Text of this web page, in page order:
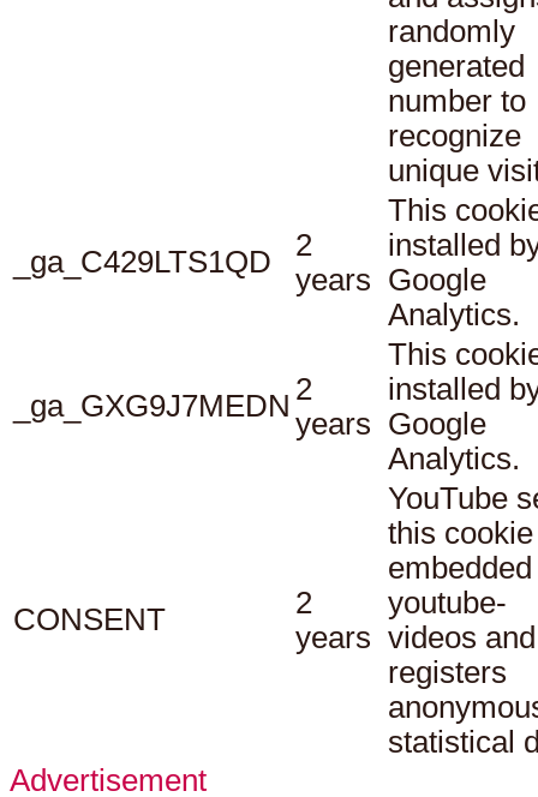
randomly
generated
number to
recognize
unique
_ga_C429LTS1QD
2
years
This
installed
Google
Analytics.
_ga_GXG9J7MEDN 2
years
This
installed
Google
Analytics.
CONSENT
2
years
YouTube
this
embedded
youtube-
videos and
registers
statistical
Advertisement